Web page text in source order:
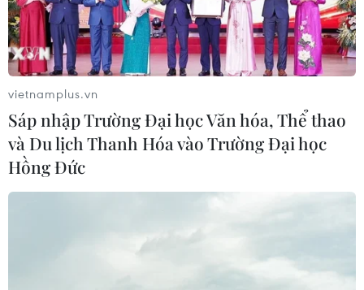
Chuyên gia Australia: Quan hệ Việt
vietnamplus.vn
Sáp nhập Trường Đại học Văn hóa, Thể thao
và Du lịch Thanh Hóa vào Trường Đại học
Hồng Đức